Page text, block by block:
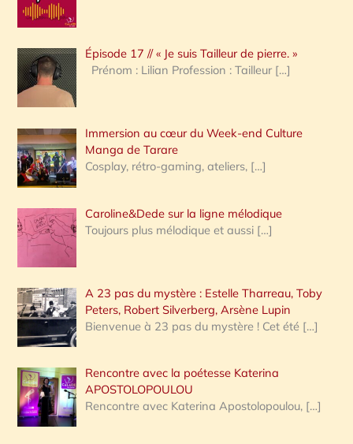
r
c
h
e
:
Épisode 17 // « Je suis Tailleur de pierre. »
Prénom : Lilian Profession : Tailleur […]
Immersion au cœur du Week-end Culture
Manga de Tarare
Cosplay, rétro-gaming, ateliers, […]
Caroline&Dede sur la ligne mélodique
Toujours plus mélodique et aussi […]
A 23 pas du mystère : Estelle Tharreau, Toby
Peters, Robert Silverberg, Arsène Lupin
Bienvenue à 23 pas du mystère ! Cet été […]
Rencontre avec la poétesse Katerina
APOSTOLOPOULOU
Rencontre avec Katerina Apostolopoulou, […]